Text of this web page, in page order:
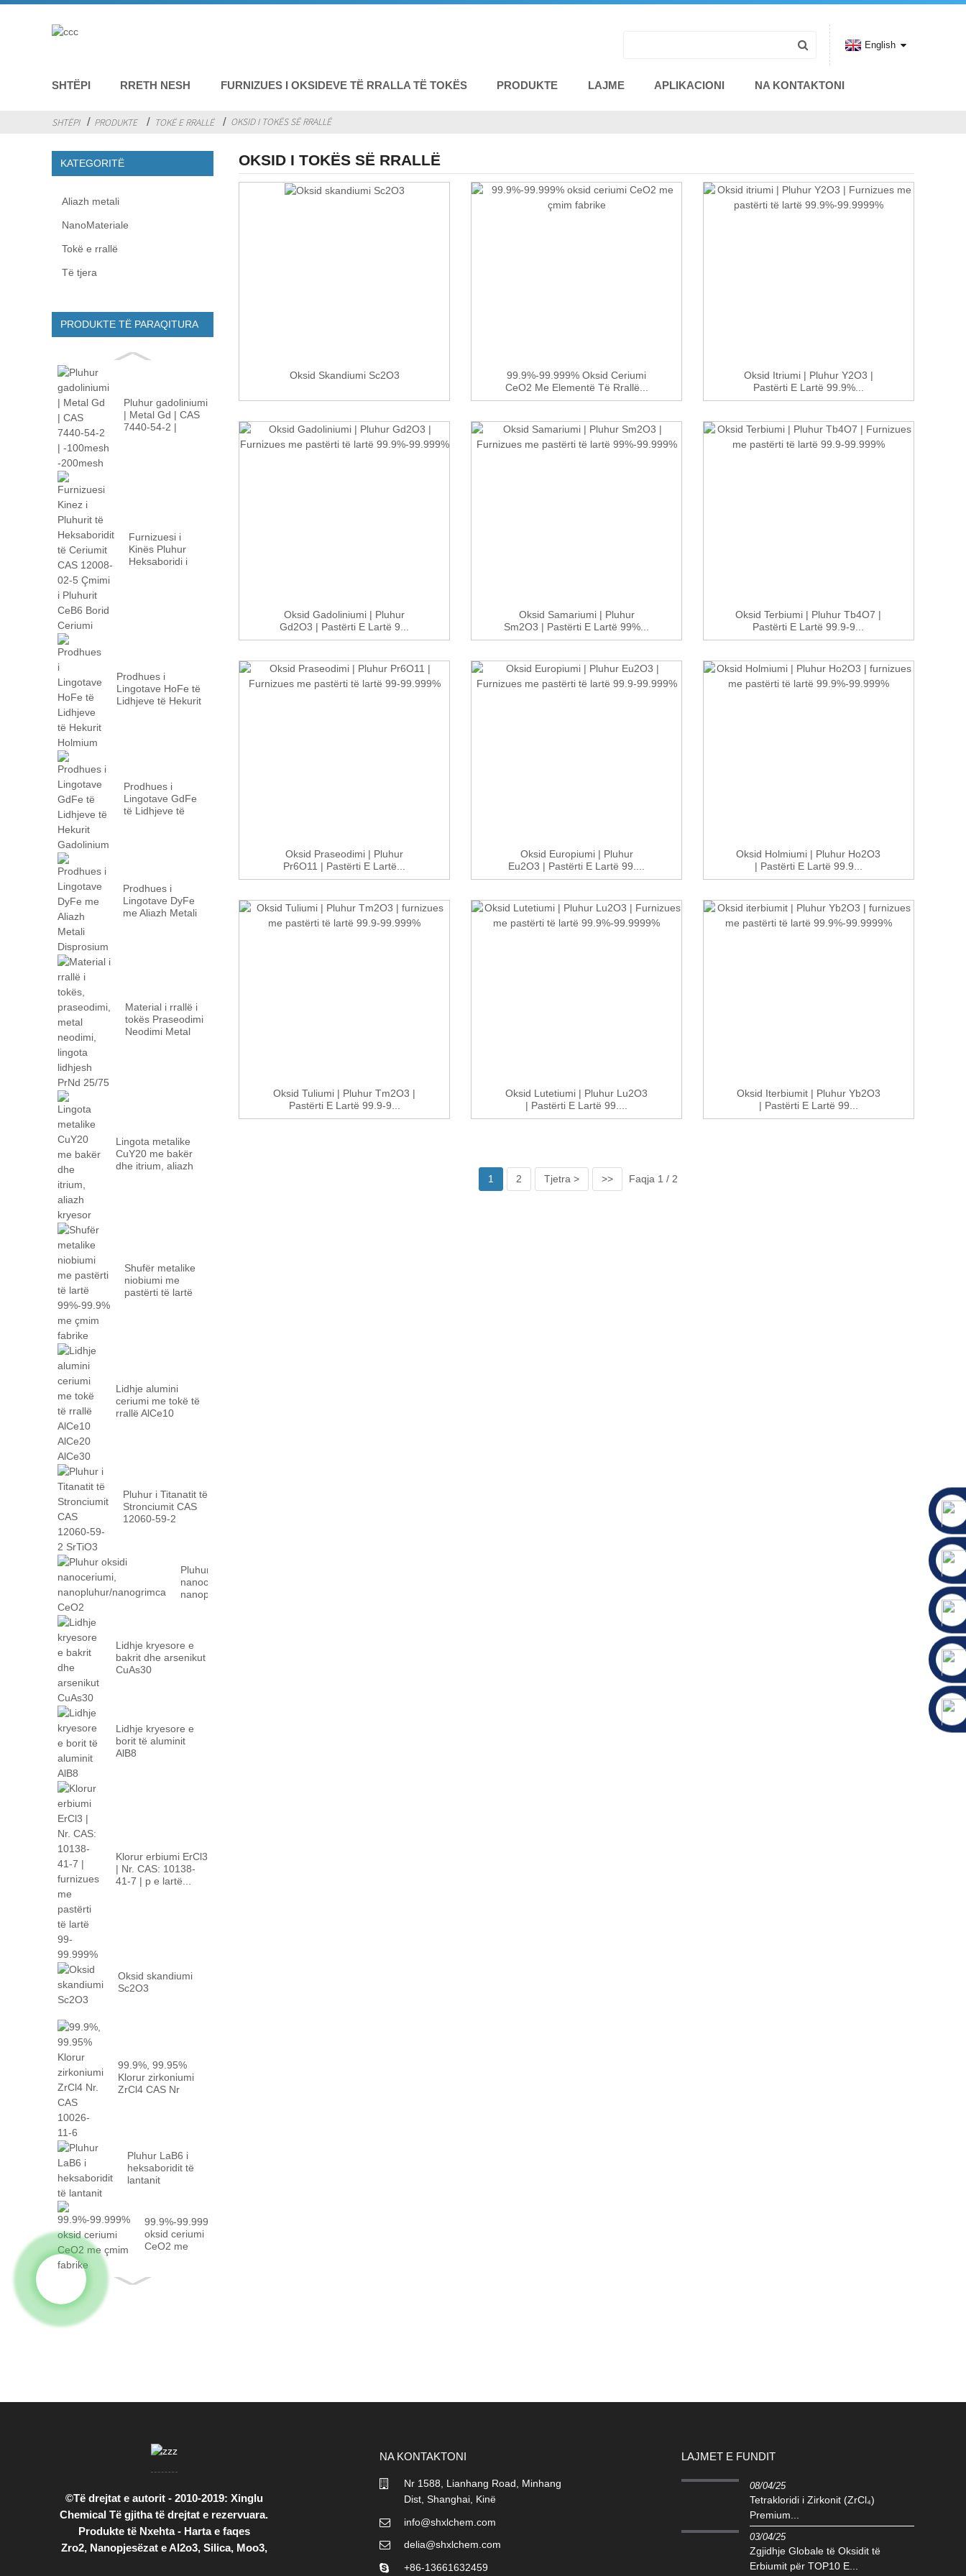
SHTËPI RRETH NESH FURNIZUES I OKSIDEVE TË RRALLA TË TOKËS PRODUKTE LAJME APLIKACIONI NA KONTAKTONI
English
SHTËPI PRODUKTE TOKË E RRALLË OKSID I TOKËS SË RRALLË
KATEGORITË
Aliazh metali
NanoMateriale
Tokë e rrallë
Të tjera
PRODUKTE TË PARAQITURA
Pluhur gadoliniumi
| Metal Gd | CAS
7440-54-2 |
Furnizuesi i
Kinës Pluhur
Heksaboridi i
Prodhues i
Lingotave HoFe të
Lidhjeve të Hekurit
Prodhues i
Lingotave GdFe
të Lidhjeve të
Prodhues i
Lingotave DyFe
me Aliazh Metali
Material i rrallë i
tokës Praseodimi
Neodimi Metal
Lingota metalike
CuY20 me bakër
dhe itrium, aliazh
Shufër metalike
niobiumi me
pastërti të lartë
Lidhje alumini
ceriumi me tokë të
rrallë AlCe10
Pluhur i Titanatit të
Stronciumit CAS
12060-59-2
Pluhur oksidi
nanoceriumi,
nanopluhur/nanogrimca
Lidhje kryesore e
bakrit dhe arsenikut
CuAs30
Lidhje kryesore e
borit të aluminit
AlB8
Klorur erbiumi ErCl3
| Nr. CAS: 10138-
41-7 | p e lartë...
Oksid skandiumi
Sc2O3
99.9%, 99.95%
Klorur zirkoniumi
ZrCl4 CAS Nr
Pluhur LaB6 i
heksaboridit të
lantanit
99.9%-99.999%
oksid ceriumi
CeO2 me
me fakt...
OKSID I TOKËS SË RRALLË
Oksid Skandiumi Sc2O3
99.9%-99.999% Oksid Ceriumi
CeO2 Me Elementë Të Rrallë...
Oksid Itriumi | Pluhur Y2O3 |
Pastërti E Lartë 99.9%...
Oksid Gadoliniumi | Pluhur
Gd2O3 | Pastërti E Lartë 9...
Oksid Samariumi | Pluhur
Sm2O3 | Pastërti E Lartë 99%...
Oksid Terbiumi | Pluhur Tb4O7 |
Pastërti E Lartë 99.9-9...
Oksid Praseodimi | Pluhur
Pr6O11 | Pastërti E Lartë...
Oksid Europiumi | Pluhur
Eu2O3 | Pastërti E Lartë 99....
Oksid Holmiumi | Pluhur Ho2O3
| Pastërti E Lartë 99.9...
Oksid Tuliumi | Pluhur Tm2O3 |
Pastërti E Lartë 99.9-9...
Oksid Lutetiumi | Pluhur Lu2O3
| Pastërti E Lartë 99....
Oksid Iterbiumit | Pluhur Yb2O3
| Pastërti E Lartë 99...
1 2 Tjetra > >> Faqja 1 / 2
©Të drejtat e autorit - 2010-2019: Xinglu
Chemical Të gjitha të drejtat e rezervuara.
Produkte të Nxehta- Harta e faqes
Zro2, Nanopjesëzat e Al2o3, Silica, Moo3,
NA KONTAKTONI
Nr 1588, Lianhang Road, Minhang
Dist, Shanghai, Kinë
info@shxlchem.com
delia@shxlchem.com
+86-13661632459
LAJMET E FUNDIT
08/04/25
Tetrakloridi i Zirkonit (ZrCl₄)
Premium...
03/04/25
Zgjidhje Globale të Oksidit të
Erbiumit për TOP10 E...